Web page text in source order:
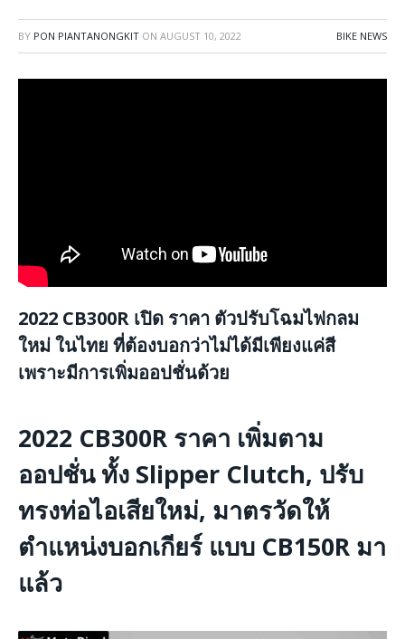
BY PON PIANTANONGKIT ON AUGUST 10, 2022 BIKE NEWS
2022 CB300R เปิด ราคา ตัวปรับโฉมไฟกลม
ใหม่ ในไทย ที่ต้องบอกว่าไม่ได้มีเพียงแค่สี
เพราะมีการเพิ่มออปชั่นด้วย
2022 CB300R ราคา เพิ่มตาม
ออปชั่น ทั้ง Slipper Clutch, ปรับ
ทรงท่อไอเสียใหม่, มาตรวัดให้
ตำแหน่งบอกเกียร์ แบบ CB150R มา
แล้ว